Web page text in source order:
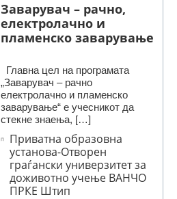
Заварувач – рачно,
електролачно и
пламенско заварување
Главна цел на програмата
„Заварувач – рачно
електролачно и пламенско
заварување“ е учесникот да
стекне знаења, […]
Приватна образовна
установа-Отворен
граѓански универзитет за
доживотно учење ВАНЧО
ПРКЕ Штип